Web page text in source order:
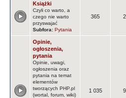
Książki
Czyli co warto, a
czego nie warto
przyswajać
Subfora: Pytania
365
Opinie,
ogłoszenia,
pytania
Opinie, uwagi,
ogłoszenia oraz
pytania na temat
elementów
tworzących PHP.pl
(wortal, forum, wiki)
1 035